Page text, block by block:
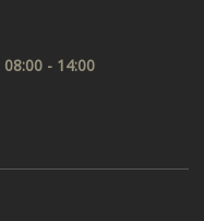
08:00 - 14:00